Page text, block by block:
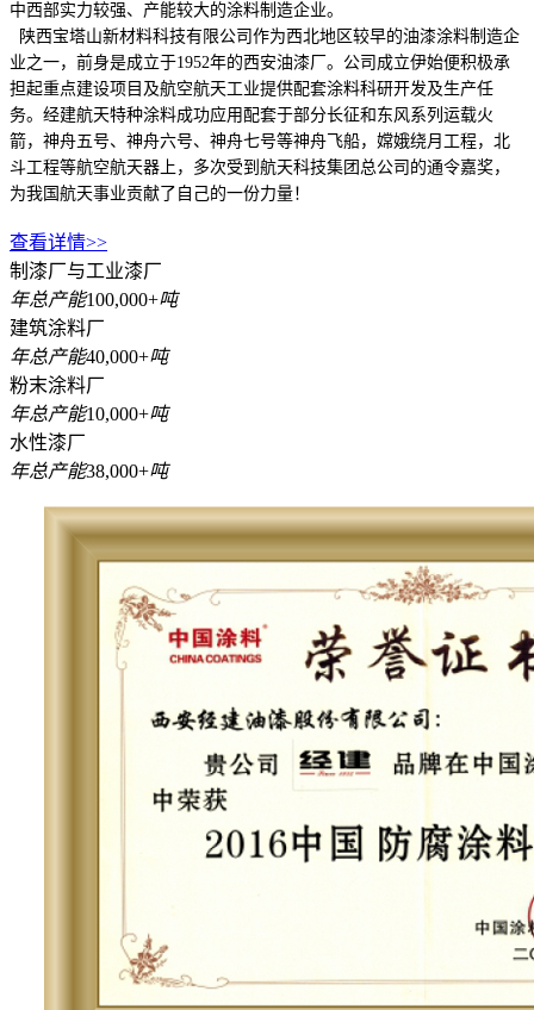
中西部实力较强、产能较大的涂料制造企业。
陕西宝塔山新材料科技有限公司作为西北地区较早的油漆涂料制造企
业之一，前身是成立于1952年的西安油漆厂。公司成立伊始便积极承
担起重点建设项目及航空航天工业提供配套涂料科研开发及生产任
务。经建航天特种涂料成功应用配套于部分长征和东风系列运载火
箭，神舟五号、神舟六号、神舟七号等神舟飞船，嫦娥绕月工程，北
斗工程等航空航天器上，多次受到航天科技集团总公司的通令嘉奖，
为我国航天事业贡献了自己的一份力量！
查看详情>>
制漆厂与工业漆厂
年总产能100,000+吨
建筑涂料厂
年总产能40,000+吨
粉末涂料厂
年总产能10,000+吨
水性漆厂
年总产能38,000+吨